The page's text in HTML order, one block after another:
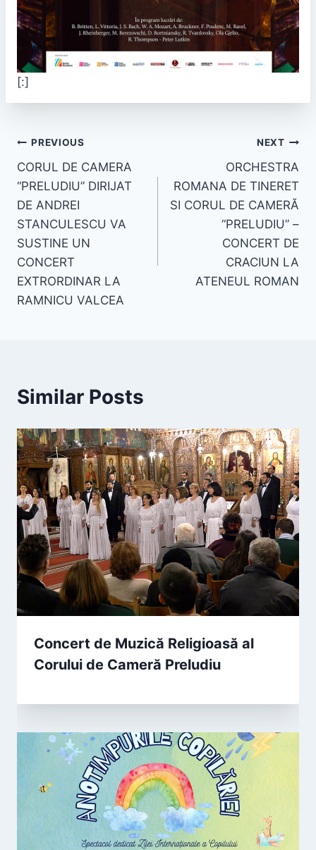
[:]
PREVIOUS
CORUL DE CAMERA
“PRELUDIU” DIRIJAT
DE ANDREI
STANCULESCU VA
SUSTINE UN
CONCERT
EXTRORDINAR LA
RAMNICU VALCEA
NEXT
ORCHESTRA
ROMANA DE TINERET
SI CORUL DE CAMERĂ
“PRELUDIU” –
CONCERT DE
CRACIUN LA
ATENEUL ROMAN
Similar Posts
Concert de Muzică Religioasă al
Corului de Cameră Preludiu